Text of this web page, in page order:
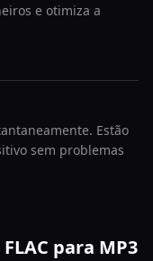
e otimiza a
Estão
sem problemas
para MP3